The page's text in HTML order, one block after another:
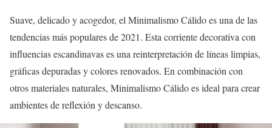
Suave, delicado y acogedor, el Minimalismo Cálido es una de las
tendencias más populares de 2021. Esta corriente decorativa con
influencias escandinavas es una reinterpretación de líneas limpias,
gráficas depuradas y colores renovados. En combinación con
otros materiales naturales, Minimalismo Cálido es ideal para crear
ambientes de reflexión y descanso.